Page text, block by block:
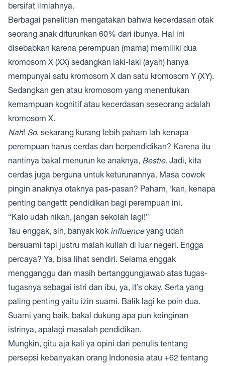
bersifat ilmiahnya.
Berbagai penelitian mengatakan bahwa kecerdasan otak
seorang anak diturunkan 60% dari ibunya. Hal ini
disebabkan karena perempuan (mama) memiliki dua
kromosom X (XX) sedangkan laki-laki (ayah) hanya
mempunyai satu kromosom X dan satu kromosom Y (XY).
Sedangkan gen atau kromosom yang menentukan
kemampuan kognitif atau kecerdasan seseorang adalah
kromosom X.
Nah! So, sekarang kurang lebih paham lah kenapa
perempuan harus cerdas dan berpendidikan? Karena itu
nantinya bakal menurun ke anaknya, Bestie. Jadi, kita
cerdas juga berguna untuk keturunannya. Masa cowok
pingin anaknya otaknya pas-pasan? Paham, ‘kan, kenapa
penting bangettt pendidikan bagi perempuan ini.
“Kalo udah nikah, jangan sekolah lagi!”
Tau enggak, sih, banyak kok influenceyang udah
bersuami tapi justru malah kuliah di luar negeri. Engga
percaya? Ya, bisa lihat sendiri. Selama enggak
mengganggu dan masih bertanggungjawab atas tugas-
tugasnya sebagai istri dan ibu, ya, it’s okay. Serta yang
paling penting yaitu izin suami. Balik lagi ke poin dua.
Suami yang baik, bakal dukung apa pun keinginan
istrinya, apalagi masalah pendidikan.
Mungkin, gitu aja kali ya opini dari penulis tentang
persepsi kebanyakan orang Indonesia atau +62 tentang